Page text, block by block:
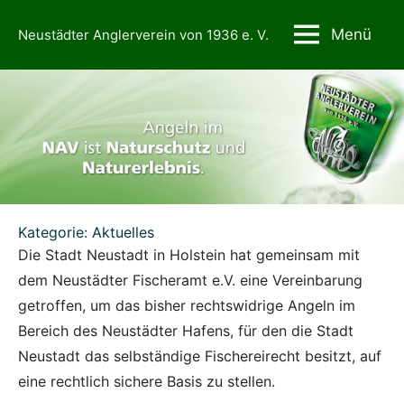
InhaltNeustädter Anglerverein von 1936 e. V. Menü
Kategorie: Aktuelles
Die Stadt Neustadt in Holstein hat gemeinsam mit
dem Neustädter Fischeramt e.V. eine Vereinbarung
getroffen, um das bisher rechtswidrige Angeln im
Bereich des Neustädter Hafens, für den die Stadt
Neustadt das selbständige Fischereirecht besitzt, auf
eine rechtlich sichere Basis zu stellen.